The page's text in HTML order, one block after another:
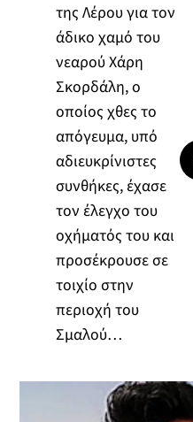
της Λέρου για τον
άδικο χαμό του
νεαρού Χάρη
Σκορδάλη, ο
οποίος χθες το
απόγευμα, υπό
αδιευκρίνιστες
συνθήκες, έχασε
τον έλεγχο του
οχήματός του και
προσέκρουσε σε
τοιχίο στην
περιοχή του
Σμαλού…